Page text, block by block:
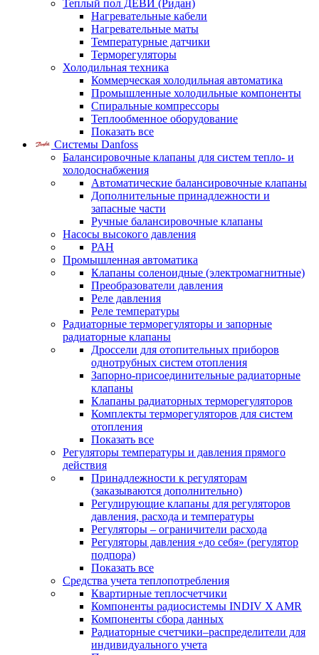
Теплый пол ДЕВИ (Ридан)
Нагревательные кабели
Нагревательные маты
Температурные датчики
Терморегуляторы
Холодильная техника
Коммерческая холодильная автоматика
Промышленные холодильные компоненты
Спиральные компрессоры
Теплообменное оборудование
Показать все
Системы Danfoss
Балансировочные клапаны для систем тепло- и
холодоснабжения
Автоматические балансировочные клапаны
Дополнительные принадлежности и
запасные части
Ручные балансировочные клапаны
Насосы высокого давления
PAH
Промышленная автоматика
Клапаны соленоидные (электромагнитные)
Преобразователи давления
Реле давления
Реле температуры
Радиаторные терморегуляторы и запорные
радиаторные клапаны
Дроссели для отопительных приборов
однотрубных систем отопления
Запорно-присоединительные радиаторные
клапаны
Клапаны радиаторных терморегуляторов
Комплекты терморегуляторов для систем
отопления
Показать все
Регуляторы температуры и давления прямого
действия
Принадлежности к регуляторам
(заказываются дополнительно)
Регулирующие клапаны для регуляторов
давления, расхода и температуры
Регуляторы – ограничители расхода
Регуляторы давления «до себя» (регулятор
подпора)
Показать все
Средства учета теплопотребления
Квартирные теплосчетчики
Компоненты радиосистемы INDIV X AMR
Компоненты сбора данных
Радиаторные счетчики–распределители для
индивидуального учета